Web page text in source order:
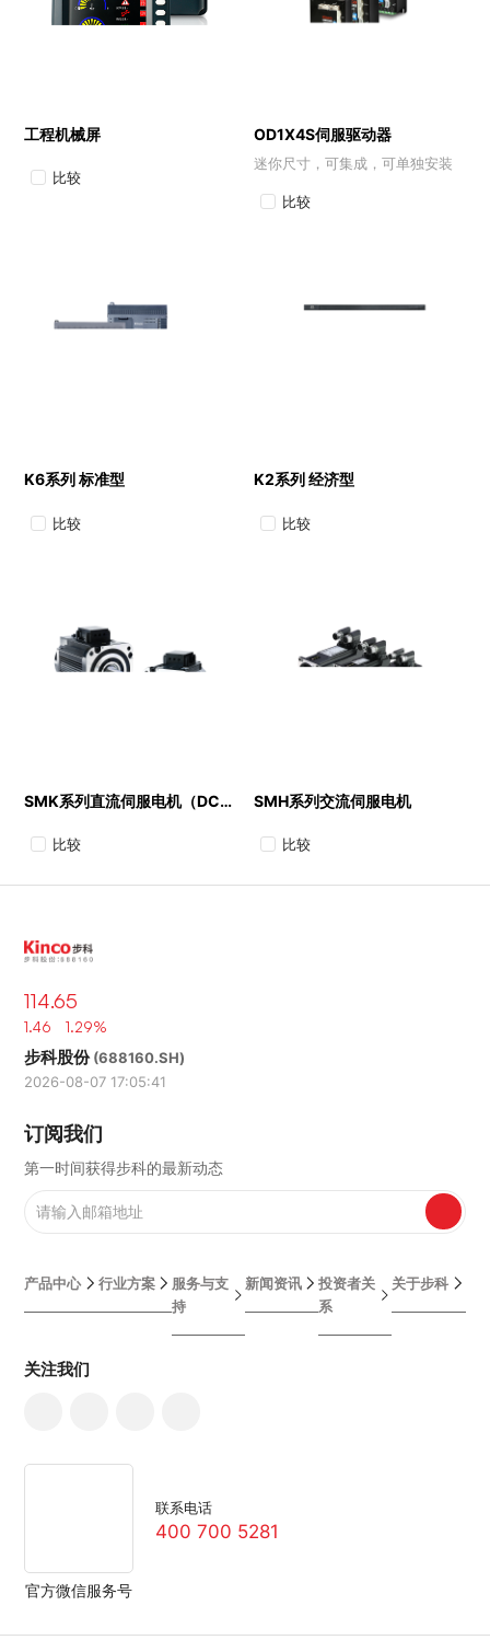
工程机械屏
比较
OD1X4S伺服驱动器
迷你尺寸，可集成，可单独安装
比较
K6系列 标准型
比较
K2系列 经济型
比较
SMK系列直流伺服电机（DC96V)
比较
SMH系列交流伺服电机
比较
114.65
1.46 1.29%
步科股份(688160.SH)
2026-08-07 17:05:41
订阅我们
第一时间获得步科的最新动态
产品中心 行业方案
服务与支
持
新闻资讯
投资者关
系
关于步科
关注我们
官方微信服务号
联系电话
400 700 5281